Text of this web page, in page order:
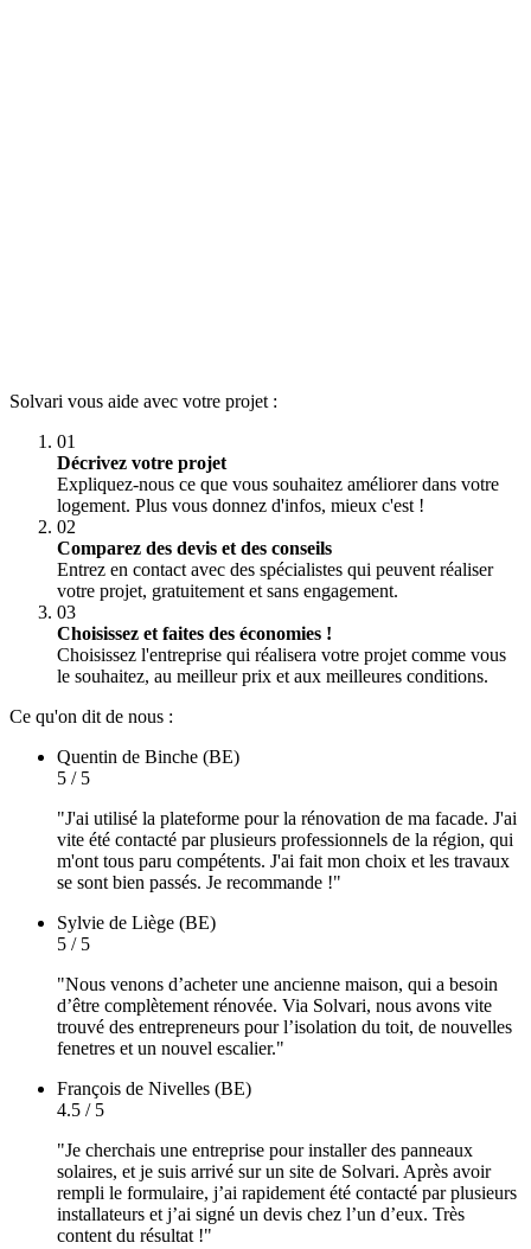
Solvari vous aide avec votre projet :
01
Décrivez votre projet
Expliquez-nous ce que vous souhaitez améliorer dans votre
logement. Plus vous donnez d'infos, mieux c'est !
02
Comparez des devis et des conseils
Entrez en contact avec des spécialistes qui peuvent réaliser
votre projet, gratuitement et sans engagement.
03
Choisissez et faites des économies !
Choisissez l'entreprise qui réalisera votre projet comme vous
le souhaitez, au meilleur prix et aux meilleures conditions.
Ce qu'on dit de nous :
Quentin de Binche (BE)
5 / 5
"J'ai utilisé la plateforme pour la rénovation de ma facade. J'ai
vite été contacté par plusieurs professionnels de la région, qui
m'ont tous paru compétents. J'ai fait mon choix et les travaux
se sont bien passés. Je recommande !"
Sylvie de Liège (BE)
5 / 5
"Nous venons d’acheter une ancienne maison, qui a besoin
d’être complètement rénovée. Via Solvari, nous avons vite
trouvé des entrepreneurs pour l’isolation du toit, de nouvelles
fenetres et un nouvel escalier."
François de Nivelles (BE)
4.5 / 5
"Je cherchais une entreprise pour installer des panneaux
solaires, et je suis arrivé sur un site de Solvari. Après avoir
rempli le formulaire, j’ai rapidement été contacté par plusieurs
installateurs et j’ai signé un devis chez l’un d’eux. Très
content du résultat !"